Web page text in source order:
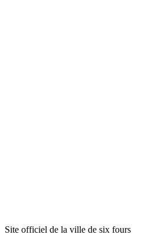
Site officiel de la ville de six fours